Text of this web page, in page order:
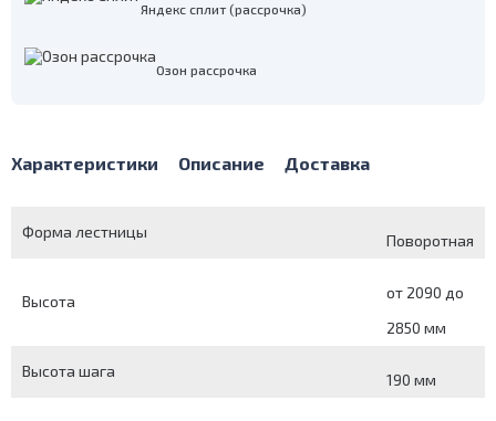
Яндекс сплит (рассрочка)
Озон рассрочка
Характеристики Описание Доставка
Форма лестницы Поворотная
Высота
от 2090 до
2850 мм
Высота шага 190 мм